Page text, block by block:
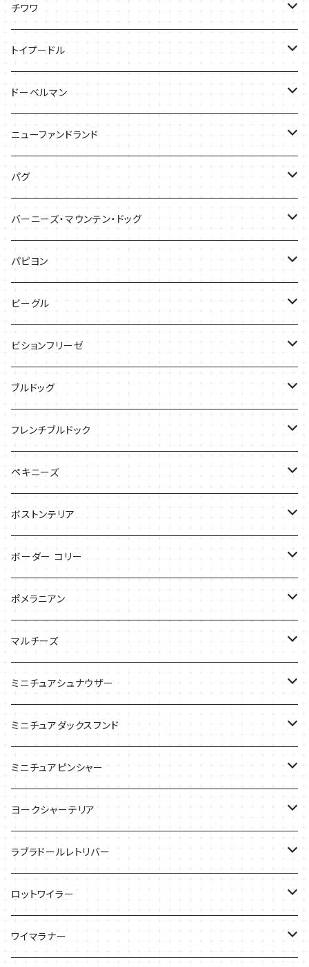
ケース
Tシャツ
バッグ
ケース
チワワ
Tシャツ
キャップ
バッグ
ケース
トイプードル
Tシャツ
バッグ
ケース
ドーベルマン
Tシャツ
バッグ
ケース
ニューファンドランド
Ｔシャツ
バッグ
雑貨
パグ
Tシャツ
バッグ
バーニーズ・マウンテン・ドッグ
Tシャツ
バッグ
ケース
パピヨン
ケース
バッグ
ビーグル
Tシャツ
ケース
バッグ
ビションフリーゼ
Tシャツ
バッグ
ケース
ブルドッグ
Tシャツ
バッグ
ケース
フレンチブルドック
バッグ
ケース
ペキニーズ
ケース
Tシャツ
バッグ
ボストンテリア
Tシャツ
バッグ
ケース
ボーダー コリー
Tシャツ
バッグ
ケース
ポメラニアン
Tシャツ
ケース
バッグ
マルチーズ
ケース
ミニチュアシュナウザー
Tシャツ
バッグ
ケース
ミニチュアダックスフンド
Ｔシャツ
バッグ
雑貨
ケース
ミニチュアピンシャー
ケース
ヨークシャーテリア
Tシャツ
バッグ
ケース
ラブラドールレトリバー
Ｔシャツ
バッグ
ロットワイラー
Tシャツ
ワイマラナー